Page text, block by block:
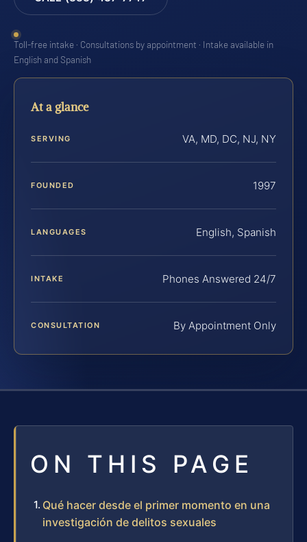
Toll-free intake · Consultations by appointment · Intake available in
English and Spanish
At a glance
SERVING VA, MD, DC, NJ, NY
FOUNDED 1997
LANGUAGES English, Spanish
INTAKE Phones Answered 24/7
CONSULTATION By Appointment Only
ON THIS PAGE
Qué hacer desde el primer momento en una
investigación de delitos sexuales